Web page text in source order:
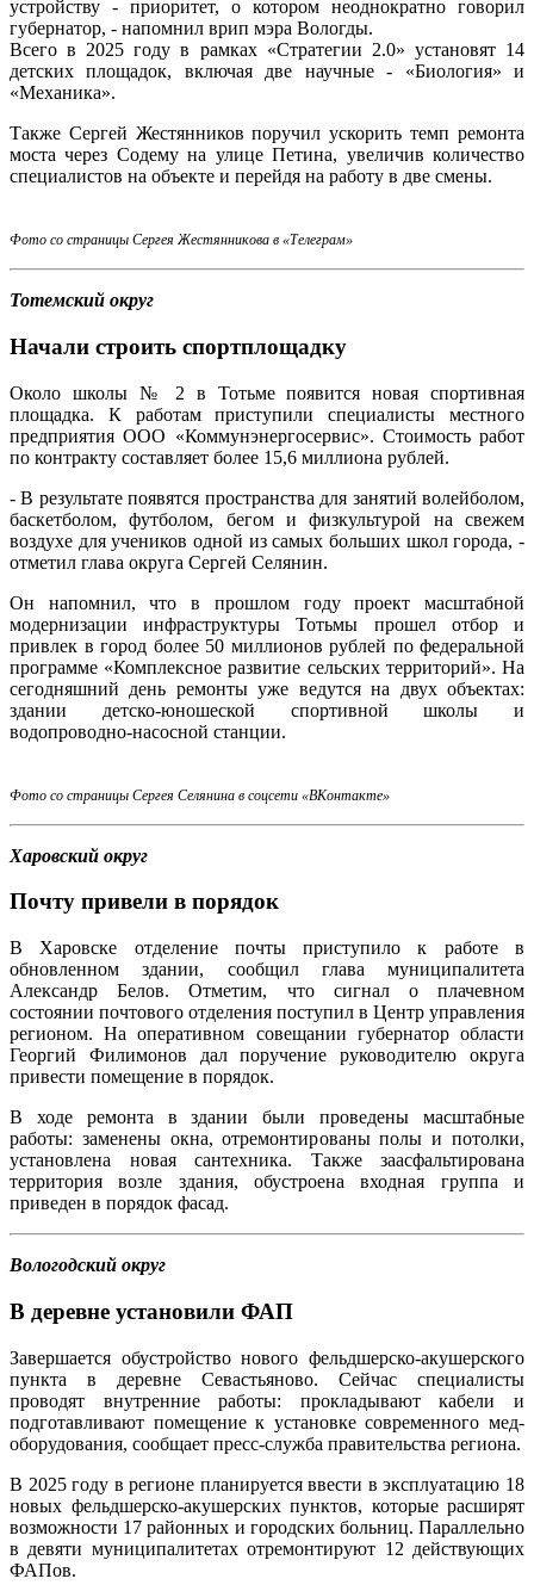
устройству - приоритет, о котором неоднократно говорил
губернатор, - напомнил врип мэра Вологды.
Всего в 2025 году в рамках «Стратегии 2.0» установят 14
детских площадок, включая две научные - «Биология» и
«Механика».
Также Сергей Жестянников поручил ускорить темп ремонта
моста через Содему на улице Петина, увеличив количество
специалистов на объекте и перейдя на работу в две смены.
Фото со страницы Сергея Жестянникова в «Телеграм»
Тотемский округ
Начали строить спортплощадку
Около школы № 2 в Тотьме появится новая спортивная
площадка. К работам приступили специалисты местного
предприятия ООО «Коммунэнергосервис». Стоимость работ
по контракту составляет более 15,6 миллиона рублей.
- В результате появятся пространства для занятий волейболом,
баскетболом, футболом, бегом и физкультурой на свежем
воздухе для учеников одной из самых больших школ города, -
отметил глава округа Сергей Селянин.
Он напомнил, что в прошлом году проект масштабной
модернизации инфраструктуры Тотьмы прошел отбор и
привлек в город более 50 миллионов рублей по федеральной
программе «Комплексное развитие сельских территорий». На
сегодняшний день ремонты уже ведутся на двух объектах:
здании детско-юношеской спортивной школы и
водопроводно-насосной станции.
Фото со страницы Сергея Селянина в соцсети «ВКонтакте»
Харовский округ
Почту привели в порядок
В Харовске отделение почты приступило к работе в
обновленном здании, сообщил глава муниципалитета
Александр Белов. Отметим, что сигнал о плачевном
состоянии почтового отделения поступил в Центр управления
регионом. На оперативном совещании губернатор области
Георгий Филимонов дал поручение руководителю округа
привести помещение в порядок.
В ходе ремонта в здании были проведены масштабные
работы: заменены окна, отремонтированы полы и потолки,
установлена новая сантехника. Также заасфальтирована
территория возле здания, обустроена входная группа и
приведен в порядок фасад.
Вологодский округ
В деревне установили ФАП
Завершается обустройство нового фельдшерско-акушерского
пункта в деревне Севастьяново. Сейчас специалисты
проводят внутренние работы: прокладывают кабели и
подготавливают помещение к установке современного мед­
оборудования, сообщает пресс-служба правительства региона.
В 2025 году в регионе планируется ввести в эксплуатацию 18
новых фельдшерско-акушерских пунктов, которые расширят
возможности 17 районных и городских больниц. Параллельно
в девяти муниципалитетах отремонтируют 12 действующих
ФАПов.